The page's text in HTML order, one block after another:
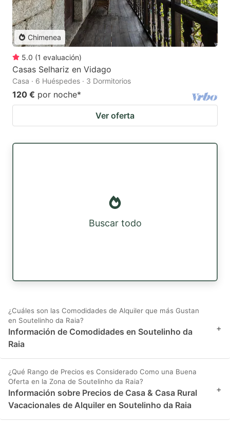
Chimenea
5.0 (1 evaluación)
Casas Selhariz en Vidago
Casa · 6 Huéspedes · 3 Dormitorios
120 € por noche*
Ver oferta
Buscar todo
¿Cuáles son las Comodidades de Alquiler que más Gustan
en Soutelinho da Raia?
Información de Comodidades en Soutelinho da
Raia
+
¿Qué Rango de Precios es Considerado Como una Buena
Oferta en la Zona de Soutelinho da Raia?
Información sobre Precios de Casa & Casa Rural
Vacacionales de Alquiler en Soutelinho da Raia
+